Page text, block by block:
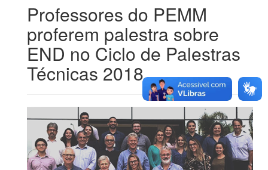
Professores do PEMM
proferem palestra sobre
END no Ciclo de Palestras
Técnicas 2018